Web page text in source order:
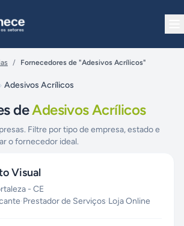
/ Fornecedores de "Adesivos Acrílicos"
Adesivos Acrílicos
deAdesivos Acrílicos
Filtre por tipo de empresa, estado e
o fornecedor ideal.
Visual
- CE
·Prestador de Serviços·Loja Online